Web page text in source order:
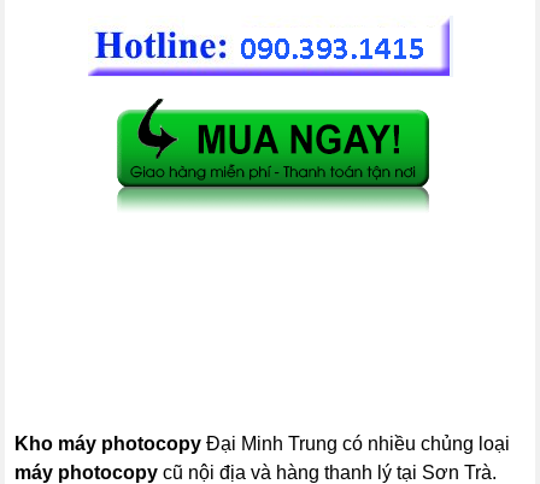
Kho máy photocopy Đại Minh Trung có nhiều chủng loại
máy photocopy cũ nội địa và hàng thanh lý tại Sơn Trà.